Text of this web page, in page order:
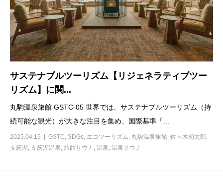
サステナブルツーリズム【リジェネラティブツー
リズム】に関...
丸駒温泉旅館 GSTC-05 世界では、サステナブルツーリズム（持
続可能な観光）が大きな注目を集め、国際基準「...
2025.04.15 GSTC, SDGs, エコツーリズム, 丸駒温泉旅館, 佐々木初太郎,
支笏湖 , 支笏湖温泉, 旅館サウナ, 温泉, 温泉サウナ